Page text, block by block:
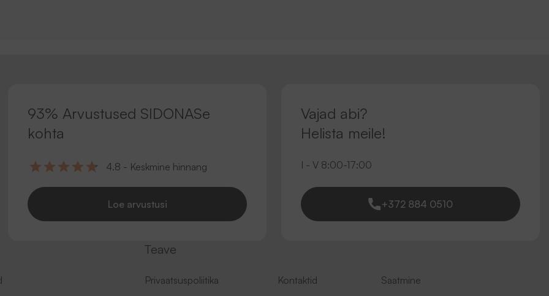
93% Arvustused SIDONASe
kohta
4.8 - Keskmine hinnang
Loe arvustusi
Vajad abi?
Helista meile!
I - V 8:00-17:00
+372 884 0510
Teave
Privaatsuspoliitika Kontaktid Saatmine